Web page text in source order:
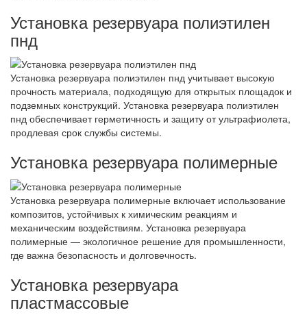
Установка резервуара полиэтилен
пнд
Установка резервуара полиэтилен пнд учитывает высокую
прочность материала, подходящую для открытых площадок и
подземных конструкций. Установка резервуара полиэтилен
пнд обеспечивает герметичность и защиту от ультрафиолета,
продлевая срок службы системы.
Установка резервуара полимерные
Установка резервуара полимерные включает использование
композитов, устойчивых к химическим реакциям и
механическим воздействиям. Установка резервуара
полимерные — экологичное решение для промышленности,
где важна безопасность и долговечность.
Установка резервуара
пластмассовые